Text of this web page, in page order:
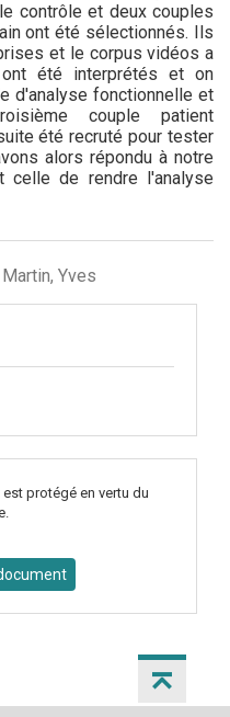
contrôle et deux couples
ont été sélectionnés. Ils
et le corpus vidéos a
été interprétés et on
d'analyse fonctionnelle et
couple patient
été recruté pour tester
alors répondu à notre
celle de rendre l'analyse
Martin, Yves
protégé en vertu du